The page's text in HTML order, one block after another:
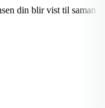
din blir vist til saman